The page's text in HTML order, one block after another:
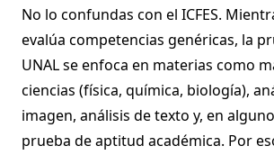
No lo confundas con el ICFES.
evalúa competencias genéricas, la
UNAL se enfoca en materias como
ciencias (física, química, biología),
imagen, análisis de texto y, en
prueba de aptitud académica. Por